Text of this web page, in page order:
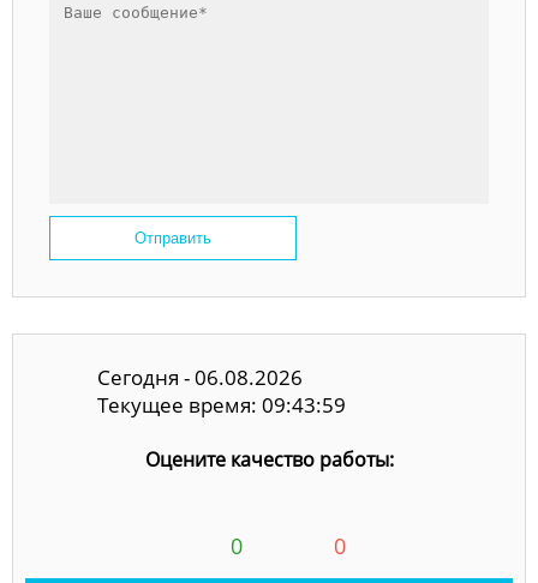
Отправить
Сегодня - 06.08.2026
Текущее время: 09:43:59
Оцените качество работы:
0 0